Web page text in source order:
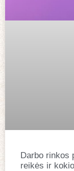
Darbo rinkos
reikės ir